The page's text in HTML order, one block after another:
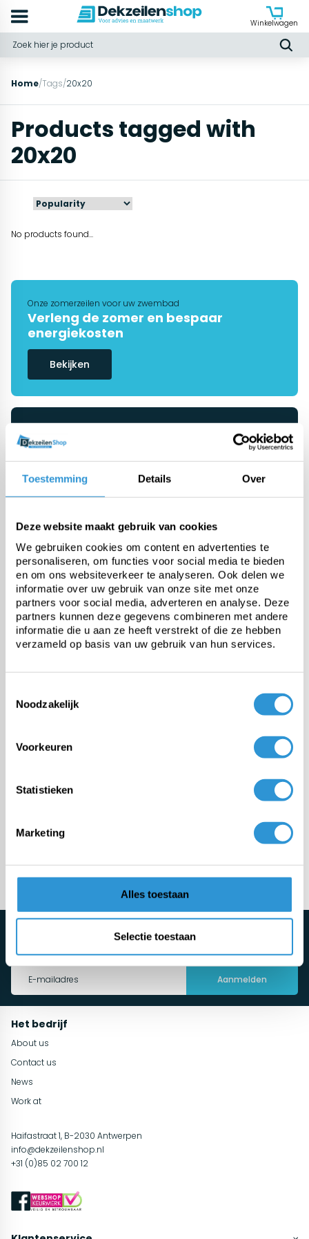
Toestemming Details Over
Deze website maakt gebruik van cookies
We gebruiken cookies om content en advertenties te
personaliseren, om functies voor social media te bieden
en om ons websiteverkeer te analyseren. Ook delen we
informatie over uw gebruik van onze site met onze
partners voor social media, adverteren en analyse. Deze
partners kunnen deze gegevens combineren met andere
informatie die u aan ze heeft verstrekt of die ze hebben
verzameld op basis van uw gebruik van hun services.
Noodzakelijk
Voorkeuren
Statistieken
Marketing
Alles toestaan
Selectie toestaan
Winkelwagen
Home/Tags/20x20
Products tagged with
20x20
No products found...
Onze zomerzeilen voor uw zwembad
Verleng de zomer en bespaar
energiekosten
Bekijken
Onze specialisten helpen je graag
verder
Categorieën
Pool covers
PE tarp
Meer categorieën
Schrijf je direct in voor de nieuwsbrief
Maak automatisch kans en blijf op de hoogte van de nieuwste
tuininspiratie, onderhoudsadvies en acties!
Aanmelden
Het bedrijf
About us
Contact us
News
Work at
Haifastraat 1, B-2030 Antwerpen
info@dekzeilenshop.nl
+31 (0)85 02 700 12